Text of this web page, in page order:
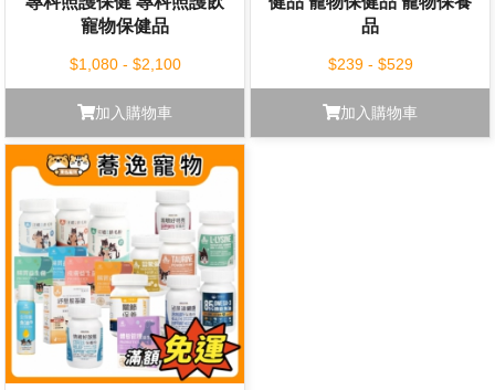
寵物保健品
$1,080 - $2,100
加入購物車
品
$239 - $529
加入購物車